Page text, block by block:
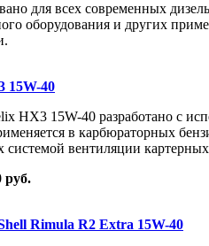
для всех современных
оборудования и других
15W-40
HX3 15W-40 разработано с
в карбюраторных
системой вентиляции картерных
руб.
Rimula R2 Extra 15W-40